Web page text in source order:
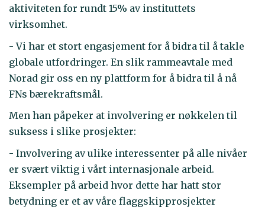
aktiviteten for rundt 15% av instituttets
virksomhet.
- Vi har et stort engasjement for å bidra til å takle
globale utfordringer. En slik rammeavtale med
Norad gir oss en ny plattform for å bidra til å nå
FNs bærekraftsmål.
Men han påpeker at involvering er nøkkelen til
suksess i slike prosjekter:
- Involvering av ulike interessenter på alle nivåer
er svært viktig i vårt internasjonale arbeid.
Eksempler på arbeid hvor dette har hatt stor
betydning er et av våre flaggskipprosjekter